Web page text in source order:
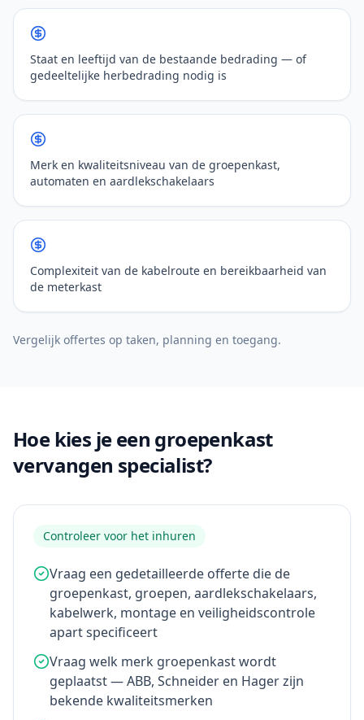
Staat en leeftijd van de bestaande bedrading — of
gedeeltelijke herbedrading nodig is
Merk en kwaliteitsniveau van de groepenkast,
automaten en aardlekschakelaars
Complexiteit van de kabelroute en bereikbaarheid van
de meterkast
Vergelijk offertes op taken, planning en toegang.
Hoe kies je een groepenkast
vervangen specialist?
Controleer voor het inhuren
Vraag een gedetailleerde offerte die de
groepenkast, groepen, aardlekschakelaars,
kabelwerk, montage en veiligheidscontrole
apart specificeert
Vraag welk merk groepenkast wordt
geplaatst — ABB, Schneider en Hager zijn
bekende kwaliteitsmerken